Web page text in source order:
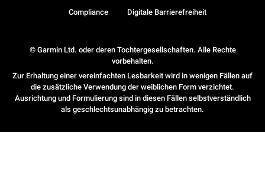
© Garmin Ltd. oder deren Tochtergesellschaften. Alle Rechte
vorbehalten.
Zur Erhaltung einer vereinfachten Lesbarkeit wird in wenigen Fällen auf
die zusätzliche Verwendung der weiblichen Form verzichtet.
Ausrichtung und Formulierung sind in diesen Fällen selbstverständlich
als geschlechtsunabhängig zu betrachten.
Compliance Digitale Barrierefreiheit